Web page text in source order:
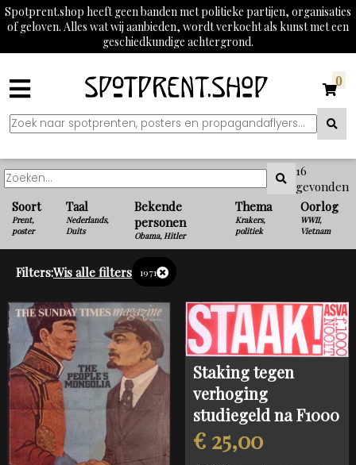
Spotprent.shop heeft geen banden met politieke partijen, organisaties
of geloven. Alles wat wij aanbieden, wordt verkocht als kunst met een
geschiedkundige achtergrond.
0
16
gevonden
Soort
Prent,
poster
Taal
Nederlands,
Duits
Bekende
personen
Obama, Hitler
Thema
Krakers,
politiek
Oorlog
WWII,
Vietnam
Filters:Wis alle filters 1971
Staking tegen
verhoging
studiegeld na F1000
€ 25,00